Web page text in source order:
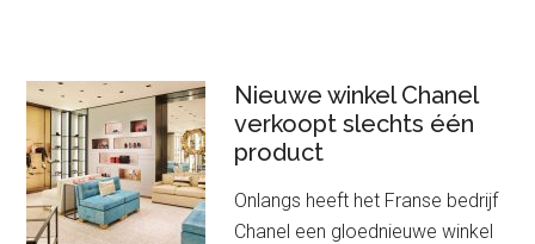
Nieuwe winkel Chanel
verkoopt slechts één
product
Onlangs heeft het Franse bedrijf
Chanel een gloednieuwe winkel